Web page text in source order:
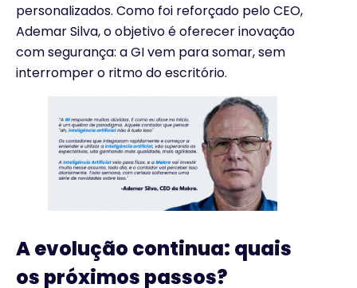
personalizados. Como foi reforçado pelo CEO,
Ademar Silva, o objetivo é oferecer inovação
com segurança: a GI vem para somar, sem
interromper o ritmo do escritório.
A evolução continua: quais
os próximos passos?